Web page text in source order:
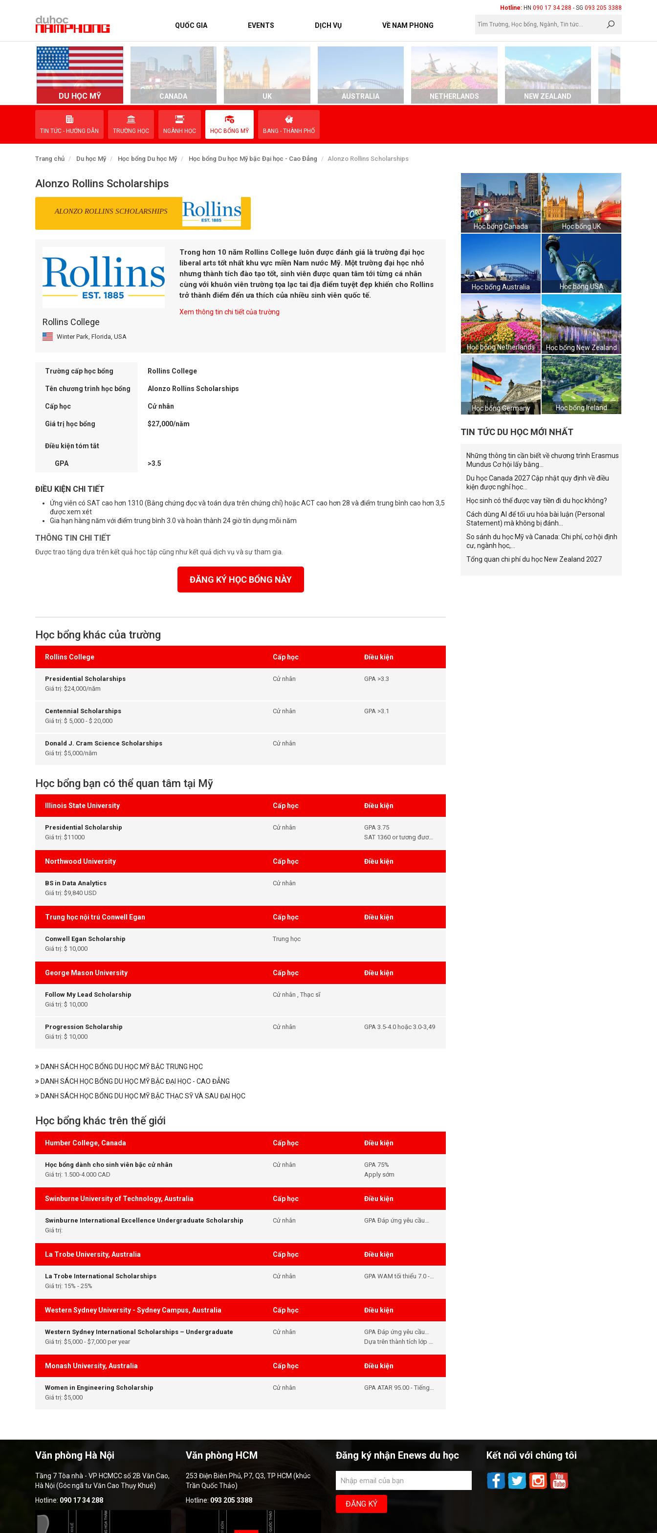
Hotline: HN 090 17 34 288 - SG 093 205 3388
QUỐC GIA EVENTS DỊCH VỤ VỀ NAM PHONG
DU HỌC MỸ CANADA UK AUSTRALIA NETHERLANDS NEW ZEALAND
TIN TỨC - HƯỚNG DẪN TRƯỜNG HỌC NGÀNH HỌC HỌC BỔNG MỸ BANG - THÀNH PHỐ
Trang chủ Du học Mỹ Học bổng Du học Mỹ Học bổng Du học Mỹ bậc Đại học - Cao Đẳng Alonzo Rollins Scholarships
Alonzo Rollins Scholarships
ALONZO ROLLINS SCHOLARSHIPS
Rollins College
Winter Park, Florida, USA
Trong hơn 10 năm Rollins College luôn được đánh giá là trường đại học
liberal arts tốt nhất khu vực miền Nam nước Mỹ. Một trường đại học nhỏ
nhưng thành tích đào tạo tốt, sinh viên được quan tâm tới từng cá nhân
cùng với khuôn viên trường tọa lạc tai địa điểm tuyệt đẹp khiến cho Rollins
trở thành điểm đến ưa thích của nhiều sinh viên quốc tế.
Xem thông tin chi tiết của trường
Trường cấp học bổng Rollins College
Tên chương trình học bổng Alonzo Rollins Scholarships
Cấp học Cử nhân
Giá trị học bổng $27,000/năm
Điều kiện tóm tắt
GPA >3.5
ĐIỀU KIỆN CHI TIẾT
Ứng viên có SAT cao hơn 1310 (Bằng chứng đọc và toán dựa trên chứng chỉ) hoặc ACT cao hơn 28 và điểm trung bình cao hơn 3,5
được xem xét
Gia hạn hàng năm với điểm trung bình 3.0 và hoàn thành 24 giờ tín dụng mỗi năm
THÔNG TIN CHI TIẾT
Được trao tặng dựa trên kết quả học tập cũng như kết quả dịch vụ và sự tham gia.
ĐĂNG KÝ HỌC BỔNG NÀY
Học bổng khác của trường
Rollins College Cấp học Điều kiện
Presidential Scholarships
Giá trị: $24,000/năm
Cử nhân GPA >3.3
Centennial Scholarships
Giá trị: $ 5,000 - $ 20,000
Cử nhân GPA >3.1
Donald J. Cram Science Scholarships
Giá trị: $5,000/năm
Cử nhân
Học bổng bạn có thể quan tâm tại Mỹ
Illinois State University Cấp học Điều kiện
Presidential Scholarship
Giá trị: $11000
Cử nhân
GPA 3.75
SAT 1360 or tương đương
Northwood University Cấp học Điều kiện
BS in Data Analytics
Giá trị: $9,840 USD
Cử nhân
Trung học nội trú Conwell Egan Cấp học Điều kiện
Conwell Egan Scholarship
Giá trị: $ 10,000
Trung học
George Mason University Cấp học Điều kiện
Follow My Lead Scholarship
Giá trị: $ 10,000
Cử nhân , Thạc sĩ
Progression Scholarship
Giá trị: $ 10,000
Cử nhân GPA 3.5-4.0 hoặc 3.0-3,49
DANH SÁCH HỌC BỔNG DU HỌC MỸ BẬC TRUNG HỌC
DANH SÁCH HỌC BỔNG DU HỌC MỸ BẬC ĐẠI HỌC - CAO ĐẲNG
DANH SÁCH HỌC BỔNG DU HỌC MỸ BẬC THẠC SỸ VÀ SAU ĐẠI HỌC
Học bổng khác trên thế giới
Humber College, Canada Cấp học Điều kiện
Học bổng dành cho sinh viên bậc cử nhân
Giá trị: 1.500-4.000 CAD
Cử nhân
GPA 75%
Apply sớm
Swinburne University of Technology, Australia Cấp học Điều kiện
Swinburne International Excellence Undergraduate Scholarship
Giá trị:
Cử nhân
GPA Đáp ứng yêu cầu
cầu đầu vào của khóa
La Trobe University, Australia Cấp học Điều kiện
La Trobe International Scholarships
Giá trị: 15% - 25%
Cử nhân
GPA WAM tối thiểu 7.0 -
Western Sydney University - Sydney Campus, Australia Cấp học Điều kiện
Western Sydney International Scholarships – Undergraduate
Giá trị: $5,000 - $7,000 per year
Cử nhân
GPA Đáp ứng yêu cầu
học bổng - Tiếng Anh
bổng
Dựa trên thành tích lớp 12
Monash University, Australia Cấp học Điều kiện
Women in Engineering Scholarship
Giá trị: $5,000
Cử nhân
GPA ATAR 95.00 - Tiếng
Học bổng Canada Học bổng UK
Học bổng Australia Học bổng USA
Học bổng Netherlands Học bổng New Zealand
Học bổng Germany Học bổng Ireland
TIN TỨC DU HỌC MỚI NHẤT
Những thông tin cần biết về chương trình Erasmus
Mundus Cơ hội lấy bằng...
Du học Canada 2027 Cập nhật quy định về điều
kiện được nghỉ học...
Học sinh có thể được vay tiền đi du học không?
Cách dùng AI để tối ưu hóa bài luận (Personal
Statement) mà không bị đánh...
So sánh du học Mỹ và Canada: Chi phí, cơ hội định
cư, ngành học,...
Tổng quan chi phí du học New Zealand 2027
Văn phòng Hà Nội
Tầng 7 Tòa nhà - VP HCMCC số 2B Văn Cao,
Hà Nội (Góc ngã tư Văn Cao Thụy Khuê)
Hotline: 090 17 34 288
Văn phòng HCM
253 Điện Biên Phủ, P7, Q3, TP HCM (khúc
Trần Quốc Thảo)
Hotline: 093 205 3388
Đăng ký nhận Enews du học Kết nối với chúng tôi
TRANG CHỦ
QUỐC GIA
EVENTS
LIÊN HỆ